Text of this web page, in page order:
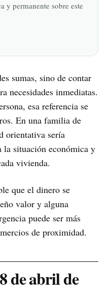
y permanente sobre este
sumas, sino de contar
necesidades inmediatas.
esa referencia se
En una familia de
orientativa sería
la situación económica y
vivienda.
que el dinero se
valor y alguna
puede ser más
de proximidad.
de abril de